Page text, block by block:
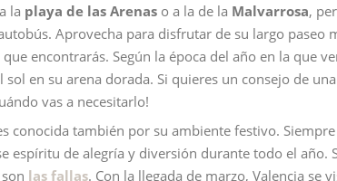
la playa de las Arenaso a la de la Malvarrosa,
Aprovecha para disfrutar de su largo paseo
encontrarás. Según la época del año en la que
en su arena dorada. Si quieres un consejo de
vas a necesitarlo!
conocida también por su ambiente festivo.
espíritu de alegría y diversión durante todo el año.
las fallas. Con la llegada de marzo, Valencia se